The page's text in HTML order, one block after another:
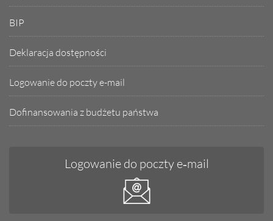
BIP
Deklaracja dostępności
Logowanie do poczty e-mail
Dofinansowania z budżetu państwa
Logowanie do poczty e‑mail